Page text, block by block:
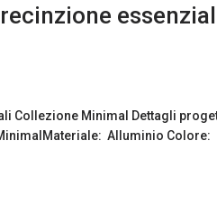
Collezione Minimal Dettagli
Alluminio Colore: